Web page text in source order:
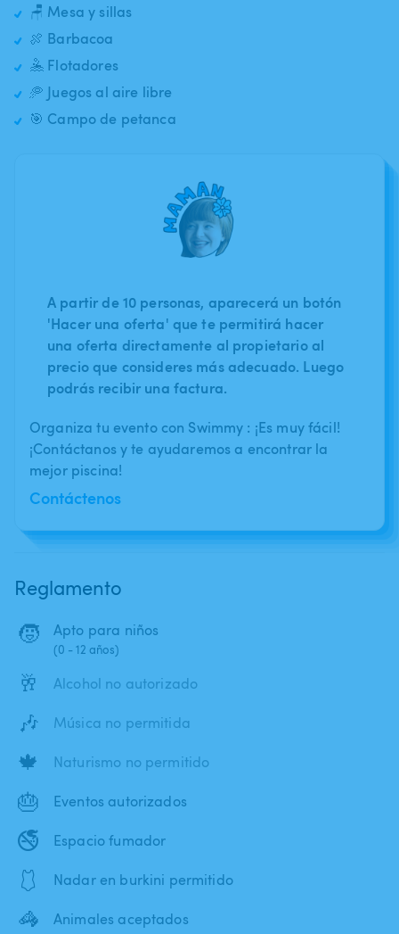
🪑 Mesa y sillas
🍖 Barbacoa
🤽 Flotadores
🥏 Juegos al aire libre
🎯 Campo de petanca
A partir de 10 personas, aparecerá un botón
'Hacer una oferta' que te permitirá hacer
una oferta directamente al propietario al
precio que consideres más adecuado. Luego
podrás recibir una factura.
Organiza tu evento con Swimmy : ¡Es muy fácil!
¡Contáctanos y te ayudaremos a encontrar la
mejor piscina!
Contáctenos
Reglamento
🧒 Apto para niños
(0 - 12 años)
🥂 Alcohol no autorizado
🎶 Música no permitida
🍁 Naturismo no permitido
🎂 Eventos autorizados
🚭 Espacio fumador
🩱 Nadar en burkini permitido
🦓 Animales aceptados